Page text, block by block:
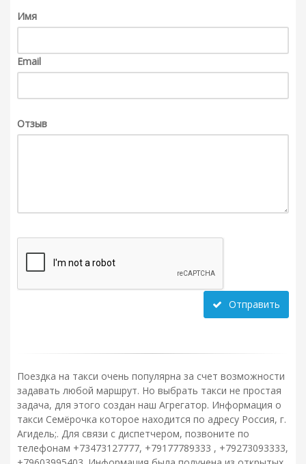
Имя
Email
Отзыв
Отправить
Поездка на такси очень популярна за счет возможности
задавать любой маршрут. Но выбрать такси не простая
задача, для этого создан наш Агрегатор. Информация о
такси Семёрочка которое находится по адресу Россия, г.
Агидель;. Для связи с диспетчером, позвоните по
телефонам +73473127777, +79177789333 , +79273093333,